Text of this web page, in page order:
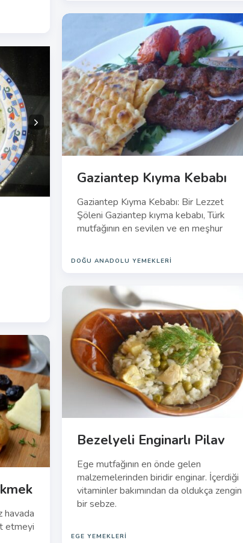
Gaziantep Kıyma Kebabı
Gaziantep Kıyma Kebabı: Bir Lezzet
Şöleni Gaziantep kıyma kebabı, Türk
mutfağının en sevilen ve en meşhur
DOĞU ANADOLU YEMEKLERI
Bezelyeli Enginarlı Pilav
Ege mutfağının en önde gelen
malzemelerinden biridir enginar. İçerdiği
vitaminler bakımından da oldukça zengin
bir sebze.
EGE YEMEKLERI
havada
etmeyi